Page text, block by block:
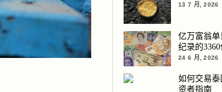
13 7 月, 2026
亿万富翁单
纪录的
24 6 月, 2026
如何交易
资者指南